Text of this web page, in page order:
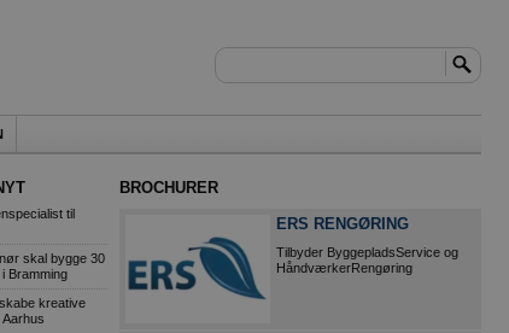
til
skal bygge 30
Bramming
kreative
BROCHURER
ERS RENGØRING
Tilbyder ByggepladsService og
HåndværkerRengøring